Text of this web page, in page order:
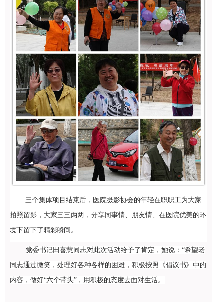
三个集体项目结束后，医院摄影协会的年轻在职职工为大家
拍照留影，大家三三两两，分享同事情、朋友情、在医院优美的环
境下留下了精彩瞬间。
党委书记田喜慧同志对此次活动给予了肯定，她说：“希望老
同志通过微笑，处理好各种各样的困难，积极按照《倡议书》中的
内容，做好“六个带头”，用积极的态度去面对生活。